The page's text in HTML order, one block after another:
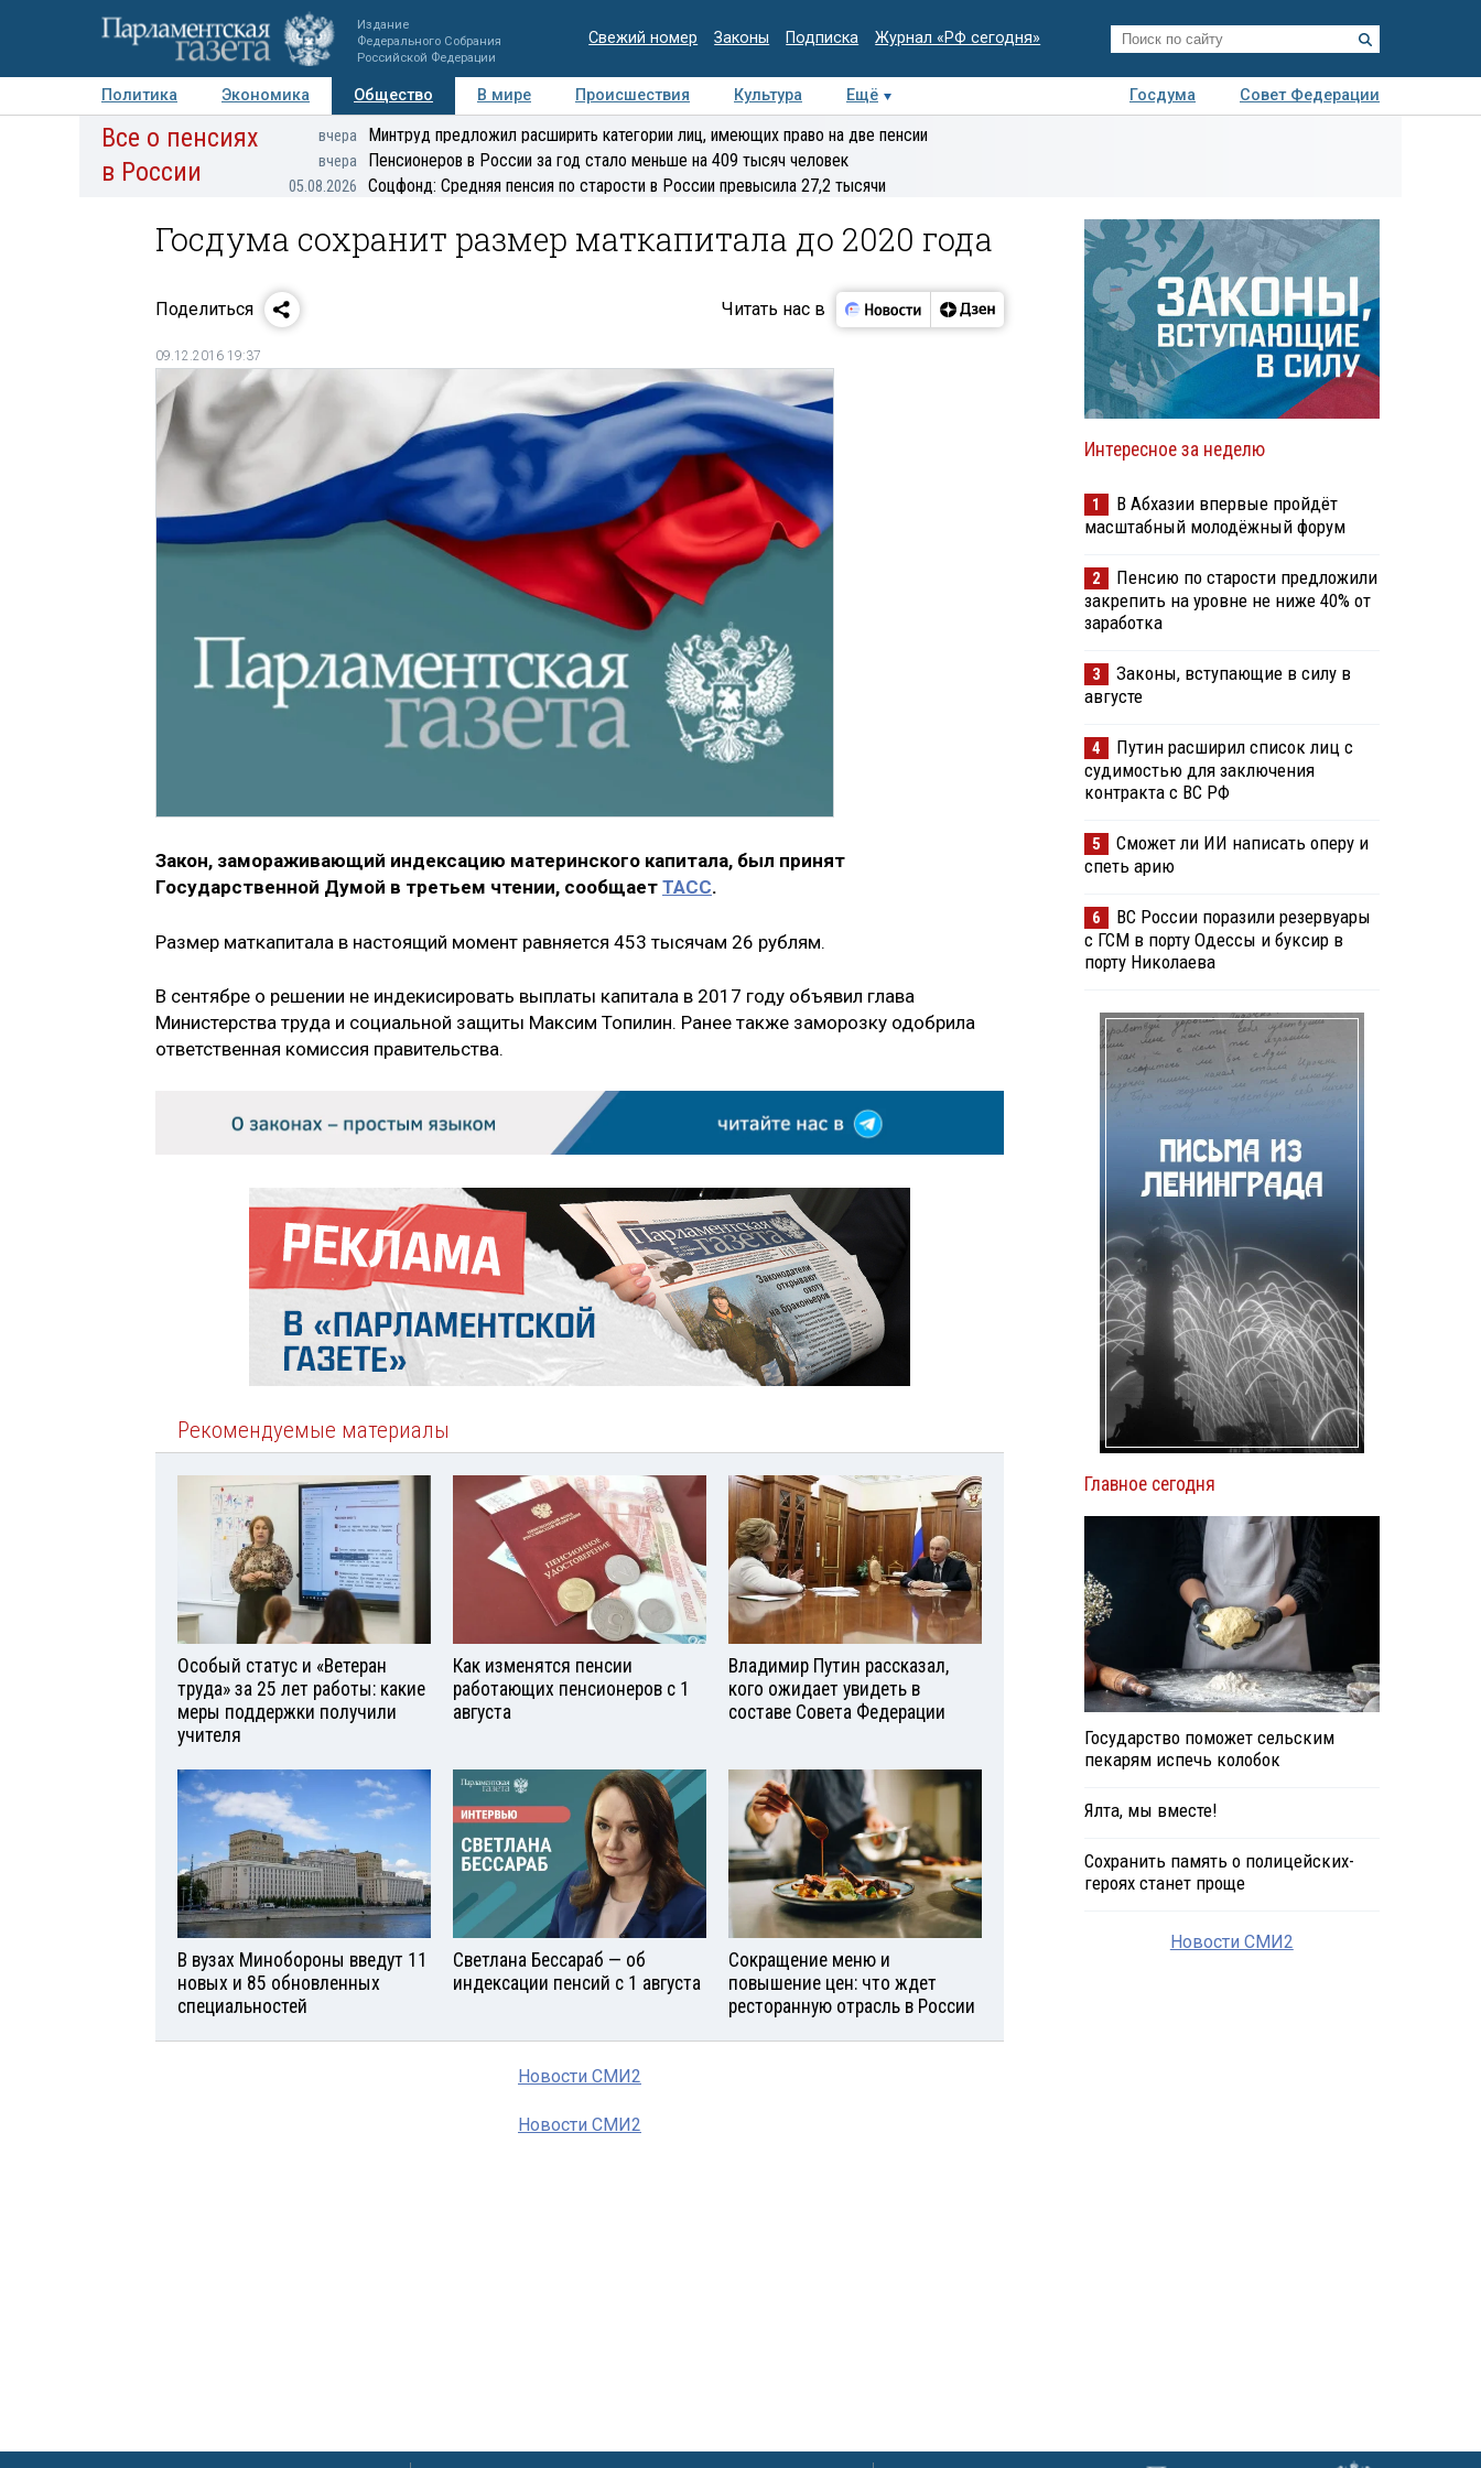
Издание
Федерального Собрания
Российской Федерации
Свежий номер Законы Подписка Журнал «РФ сегодня»
Политика Экономика Общество В мире Происшествия Культура Ещё Госдума
Совет Федерации
Авторы Персоны Мнения Регионы Медиацентр Интервью Колумнисты
Деловая
Все о пенсиях
в России
вчера Минтруд предложил расширить категории лиц, имеющих право на две пенсии
вчера Пенсионеров в России за год стало меньше на 409 тысяч человек
05.08.2026 Соцфонд: Средняя пенсия по старости в России превысила 27,2 тысячи
Госдума сохранит размер маткапитала до 2020 года
Поделиться Читать нас в
09.12.2016 19:37
Закон, замораживающий индексацию материнского капитала, был принят
Государственной Думой в третьем чтении, сообщает ТАСС.
Размер маткапитала в настоящий момент равняется 453 тысячам 26 рублям.
В сентябре о решении не индекисировать выплаты капитала в 2017 году объявил глава
Министерства труда и социальной защиты Максим Топилин. Ранее также заморозку одобрила
ответственная комиссия правительства.
Рекомендуемые материалы
Особый статус и «Ветеран
труда» за 25 лет работы: какие
меры поддержки получили
учителя
Как изменятся пенсии
работающих пенсионеров с 1
августа
Владимир Путин рассказал,
кого ожидает увидеть в
составе Совета Федерации
В вузах Минобороны введут 11
новых и 85 обновленных
специальностей
Светлана Бессараб — об
индексации пенсий с 1 августа
Сокращение меню и
повышение цен: что ждет
ресторанную отрасль в России
Новости СМИ2
Новости СМИ2
Интересное за неделю
1
В Абхазии впервые пройдёт
масштабный молодёжный форум
2
Пенсию по старости предложили
закрепить на уровне не ниже 40% от
заработка
3
Законы, вступающие в силу в
августе
4
Путин расширил список лиц с
судимостью для заключения
контракта с ВС РФ
5
Сможет ли ИИ написать оперу и
спеть арию
6
ВС России поразили резервуары
с ГСМ в порту Одессы и буксир в
порту Николаева
Главное сегодня
Государство поможет сельским
пекарям испечь колобок
Ялта, мы вместе!
Сохранить память о полицейских-
героях станет проще
Новости СМИ2